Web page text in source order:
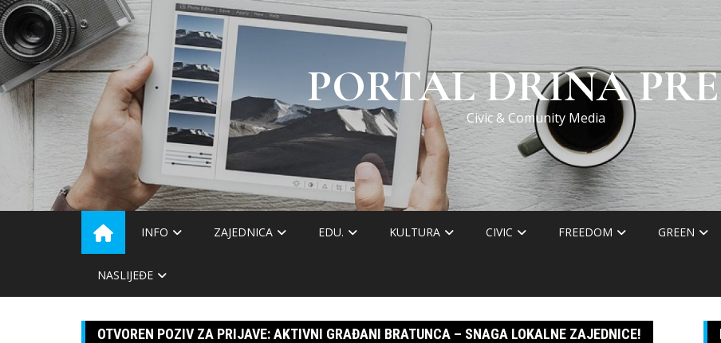
Skip
to
content
PORTAL DRINA
Civic & Comunity Media
INFO ZAJEDNICA EDU. KULTURA CIVIC FREEDOM GREEN
NASLIJEĐE
OTVOREN POZIV ZA PRIJAVE: AKTIVNI GRAĐANI BRATUNCA – SNAGA LOKALNE ZAJEDNICE!